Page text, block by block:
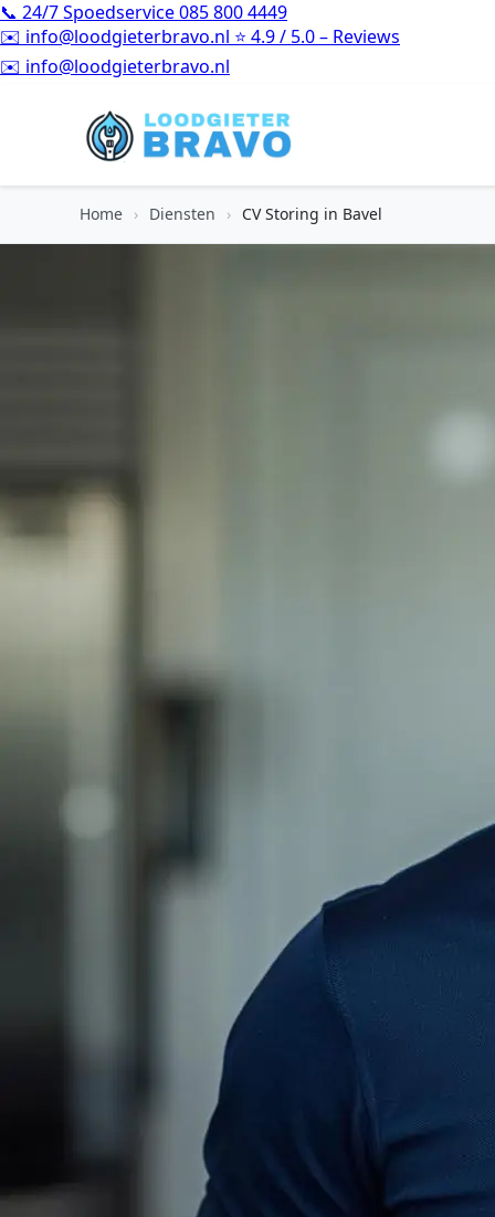
📞 24/7 Spoedservice085 800 4449
✉️ info@loodgieterbravo.nl ⭐ 4.9 / 5.0 – Reviews
⭐4.9 / 5.0 – Reviews
Home › Diensten › CV Storing in Bavel